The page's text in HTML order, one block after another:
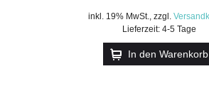
inkl. 19% MwSt., zzgl.
Lieferzeit: 4-5 Tage
In den Warenkorb